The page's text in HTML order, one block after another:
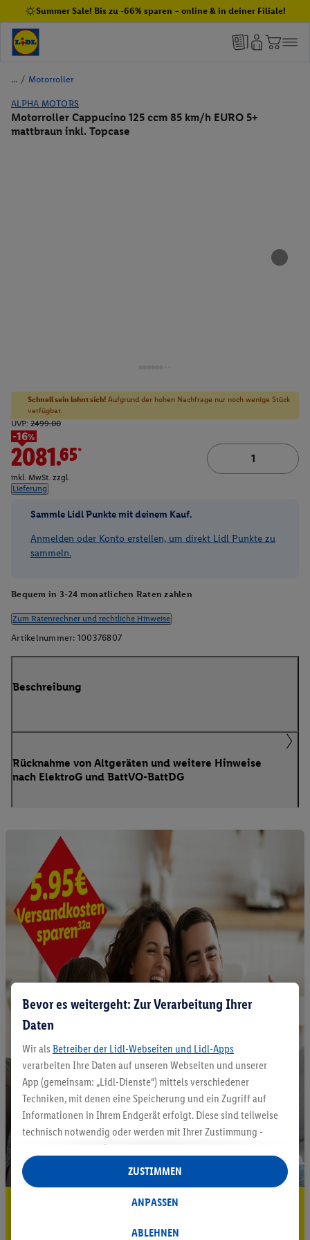
Summer Sale! Bis zu -66% sparen – online & in deiner Filiale!
/ Motorroller
ALPHA MOTORS
Motorroller Cappucino 125 ccm 85 km/h EURO 5+
mattbraun inkl. Topcase
Schnell sein lohnt sich! Aufgrund der hohen Nachfrage nur noch wenige Stück
verfügbar.
UVP: 2499.00
-16%
2081.65*
inkl. MwSt. zzgl.
Lieferung
Sammle Lidl Punkte mit deinem Kauf.
Anmelden oder Konto erstellen, um direkt Lidl Punkte zu
sammeln.
Bequem in 3-24 monatlichen Raten zahlen
Zum Ratenrechner und rechtliche Hinweise
Artikelnummer: 100376807
Beschreibung
Rücknahme von Altgeräten und weitere Hinweise
nach ElektroG und BattVO-BattDG
5.95 € Versand sparen³²ᵃ
Jetzt zum Newsletter anmelden
Bevor es weitergeht: Zur Verarbeitung Ihrer
Daten
Wir als Betreiber der Lidl-Webseiten und Lidl-Apps
verarbeiten Ihre Daten auf unseren Webseiten und unserer
App (gemeinsam: „Lidl-Dienste“) mittels verschiedener
Techniken, mit denen eine Speicherung und ein Zugriff auf
Informationen in Ihrem Endgerät erfolgt. Diese sind teilweise
technisch notwendig oder werden mit Ihrer Zustimmung -
auch durch Partner (u.a.
Verantwortliche; im Zusammenhang mit dem IAB TCF
insgesamt
Statistik-Erstellung oder für personalisierte Werbung
Datenverarbeitungen für personalisierte Werbung werden
ABLEHNEN
ANPASSEN
ZUSTIMMEN